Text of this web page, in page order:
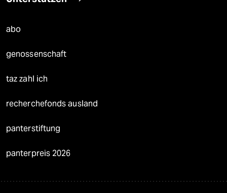
abo
genossenschaft
taz zahl ich
recherchefonds ausland
panterstiftung
panterpreis 2026